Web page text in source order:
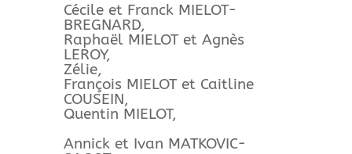
Cécile et Franck MIELOT-
BREGNARD,
Raphaël MIELOT et Agnès
LEROY,
Zélie,
François MIELOT et Caitline
COUSEIN,
Quentin MIELOT,
Annick et Ivan MATKOVIC-